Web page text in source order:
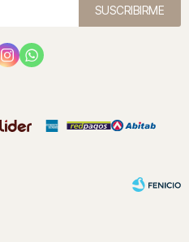
SUSCRIBIRME
 